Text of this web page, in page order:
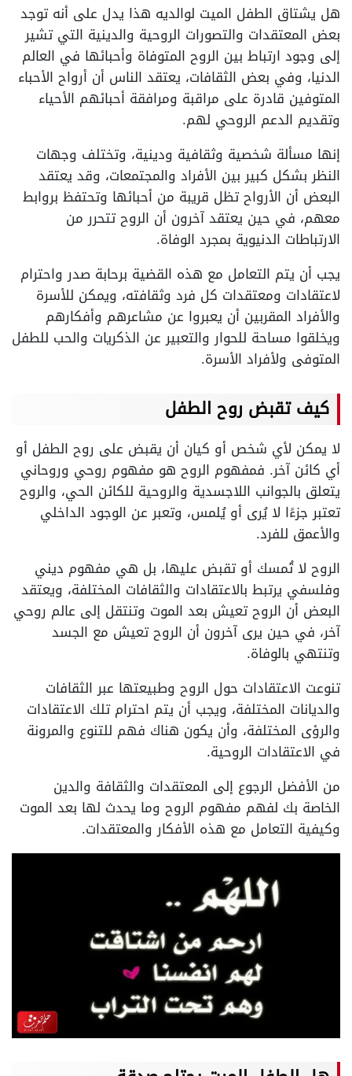
هل يشتاق الطفل الميت لوالديه هذا يدل على أنه توجد
بعض المعتقدات والتصورات الروحية والدينية التي تشير
إلى وجود ارتباط بين الروح المتوفاة وأحبائها في العالم
الدنيا، وفي بعض الثقافات، يعتقد الناس أن أرواح الأحباء
المتوفين قادرة على مراقبة ومرافقة أحبائهم الأحياء
وتقديم الدعم الروحي لهم.
إنها مسألة شخصية وثقافية ودينية، وتختلف وجهات
النظر بشكل كبير بين الأفراد والمجتمعات، وقد يعتقد
البعض أن الأرواح تظل قريبة من أحبائها وتحتفظ بروابط
معهم، في حين يعتقد آخرون أن الروح تتحرر من
الارتباطات الدنيوية بمجرد الوفاة.
يجب أن يتم التعامل مع هذه القضية برحابة صدر واحترام
لاعتقادات ومعتقدات كل فرد وثقافته، ويمكن للأسرة
والأفراد المقربين أن يعبروا عن مشاعرهم وأفكارهم
ويخلقوا مساحة للحوار والتعبير عن الذكريات والحب للطفل
المتوفى ولأفراد الأسرة.
كيف تقبض روح الطفل
لا يمكن لأي شخص أو كيان أن يقبض على روح الطفل أو
أي كائن آخر. فمفهوم الروح هو مفهوم روحي وروحاني
يتعلق بالجوانب اللاجسدية والروحية للكائن الحي، والروح
تعتبر جزءًا لا يُرى أو يُلمس، وتعبر عن الوجود الداخلي
والأعمق للفرد.
الروح لا تُمسك أو تقبض عليها، بل هي مفهوم ديني
وفلسفي يرتبط بالاعتقادات والثقافات المختلفة، ويعتقد
البعض أن الروح تعيش بعد الموت وتنتقل إلى عالم روحي
آخر، في حين يرى آخرون أن الروح تعيش مع الجسد
وتنتهي بالوفاة.
تنوعت الاعتقادات حول الروح وطبيعتها عبر الثقافات
والديانات المختلفة، ويجب أن يتم احترام تلك الاعتقادات
والرؤى المختلفة، وأن يكون هناك فهم للتنوع والمرونة
في الاعتقادات الروحية.
من الأفضل الرجوع إلى المعتقدات والثقافة والدين
الخاصة بك لفهم مفهوم الروح وما يحدث لها بعد الموت
وكيفية التعامل مع هذه الأفكار والمعتقدات.